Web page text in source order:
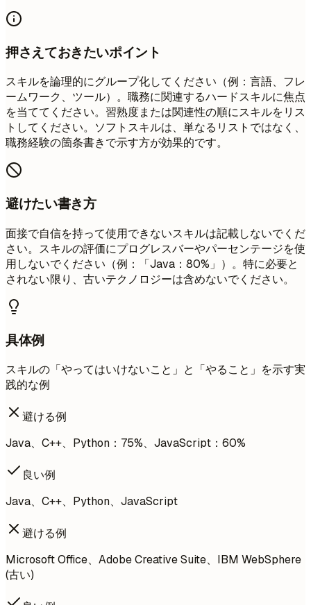
押さえておきたいポイント
スキルを論理的にグループ化してください（例：言語、フレ
ームワーク、ツール）。職務に関連するハードスキルに焦点
を当ててください。習熟度または関連性の順にスキルをリス
トしてください。ソフトスキルは、単なるリストではなく、
職務経験の箇条書きで示す方が効果的です。
避けたい書き方
面接で自信を持って使用できないスキルは記載しないでくだ
さい。スキルの評価にプログレスバーやパーセンテージを使
用しないでください（例：「Java：80%」）。特に必要と
されない限り、古いテクノロジーは含めないでください。
具体例
スキルの「やってはいけないこと」と「やること」を示す実
践的な例
避ける例
Java、C++、Python：75%、JavaScript：60%
良い例
Java、C++、Python、JavaScript
避ける例
Microsoft Office、Adobe Creative Suite、IBM WebSphere
(古い)